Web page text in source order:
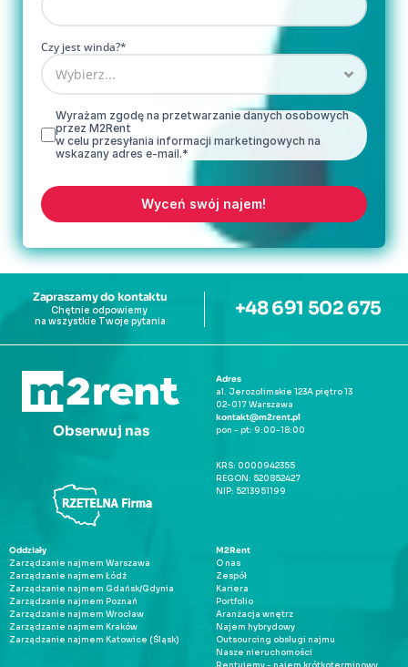
Czy jest winda?*
Wyrażam zgodę na przetwarzanie danych osobowych
przez M2Rent
w celu przesyłania informacji marketingowych na
wskazany adres e-mail.*
Wyceń swój najem!
Zapraszamy do kontaktu
Chętnie odpowiemy
na wszystkie Twoje pytania
+48 691 502 675
Obserwuj nas
Adres
al. Jerozolimskie 123A piętro 13
02-017 Warszawa
kontakt@m2rent.pl
pon - pt: 9:00-18:00
KRS: 0000942355
REGON: 520852427
NIP: 5213951199
Oddziały
Zarządzanie najmem Warszawa
Zarządzanie najmem Łódź
Zarządzanie najmem Gdańsk/Gdynia
Zarządzanie najmem Poznań
Zarządzanie najmem Wrocław
Zarządzanie najmem Kraków
Zarządzanie najmem Katowice (Śląsk)
M2Rent
O nas
Zespół
Kariera
Portfolio
Aranżacja wnętrz
Najem hybrydowy
Outsourcing obsługi najmu
Nasze nieruchomości